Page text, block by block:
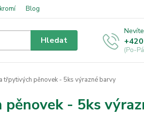
Blog
Hledat
(Po-
třpytivých pěnovek - 5ks výrazné barvy
- 5ks